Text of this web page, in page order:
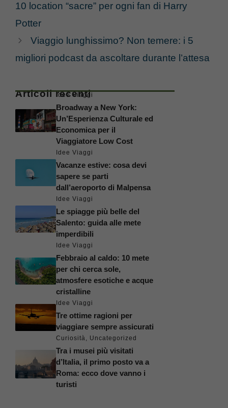
10 location “sacre” per ogni fan di Harry
Potter
Viaggio lunghissimo? Non temere: i 5
migliori podcast da ascoltare durante l’attesa
Articoli recenti
Idee Viaggi
Broadway a New York:
Un’Esperienza Culturale ed
Economica per il
Viaggiatore Low Cost
Idee Viaggi
Vacanze estive: cosa devi
sapere se parti
dall’aeroporto di Malpensa
Idee Viaggi
Le spiagge più belle del
Salento: guida alle mete
imperdibili
Idee Viaggi
Febbraio al caldo: 10 mete
per chi cerca sole,
atmosfere esotiche e acque
cristalline
Idee Viaggi
Tre ottime ragioni per
viaggiare sempre assicurati
Curiosità, Uncategorized
Tra i musei più visitati
d’Italia, il primo posto va a
Roma: ecco dove vanno i
turisti